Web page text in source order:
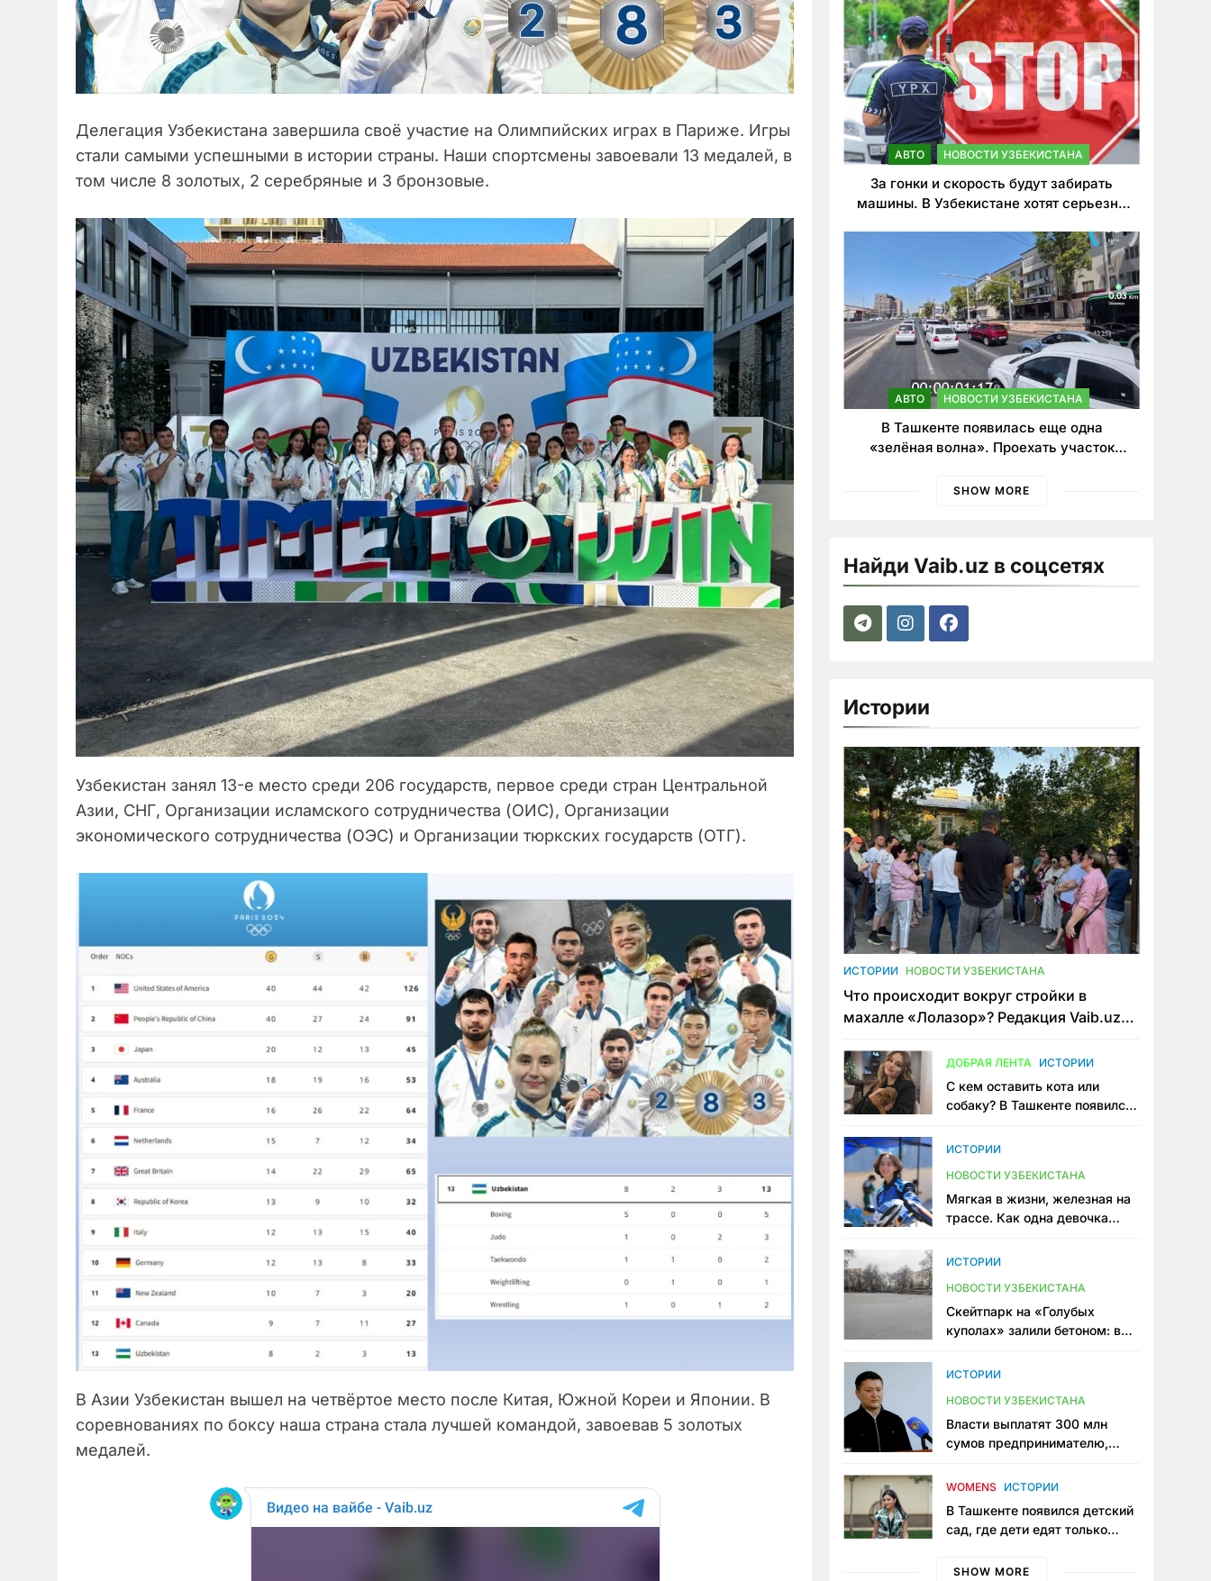
Делегация Узбекистана завершила своё участие на Олимпийских играх в Париже. Игры
стали самыми успешными в истории страны. Наши спортсмены завоевали 13 медалей, в
том числе 8 золотых, 2 серебряные и 3 бронзовые.
Узбекистан занял 13-е место среди 206 государств, первое среди стран Центральной
Азии, СНГ, Организации исламского сотрудничества (ОИС), Организации
экономического сотрудничества (ОЭС) и Организации тюркских государств (ОТГ).
В Азии Узбекистан вышел на четвёртое место после Китая, Южной Кореи и Японии. В
соревнованиях по боксу наша страна стала лучшей командой, завоевав 5 золотых
медалей.
АВТО НОВОСТИ УЗБЕКИСТАНА
За гонки и скорость будут забирать
машины. В Узбекистане хотят серьезно
АВТО НОВОСТИ УЗБЕКИСТАНА
В Ташкенте появилась еще одна
«зелёная волна». Проехать участок
SHOW MORE
Найди Vaib.uz в соцсетях
Истории
ИСТОРИИ НОВОСТИ УЗБЕКИСТАНА
Что происходит вокруг стройки в
махалле «Лолазор»? Редакция Vaib.uz
конфликта
ДОБРАЯ ЛЕНТА ИСТОРИИ
С кем оставить кота или
собаку? В Ташкенте появился
ИСТОРИИ
НОВОСТИ УЗБЕКИСТАНА
Мягкая в жизни, железная на
трассе. Как одна девочка
Узбекистане
ИСТОРИИ
НОВОСТИ УЗБЕКИСТАНА
Скейтпарк на «Голубых
куполах» залили бетоном: в
одно общественное
ИСТОРИИ
НОВОСТИ УЗБЕКИСТАНА
Власти выплатят 300 млн
сумов предпринимателю,
тюрьме по незаконному
WOMENS ИСТОРИИ
В Ташкенте появился детский
сад, где дети едят только
мама, которая устала просить
SHOW MORE